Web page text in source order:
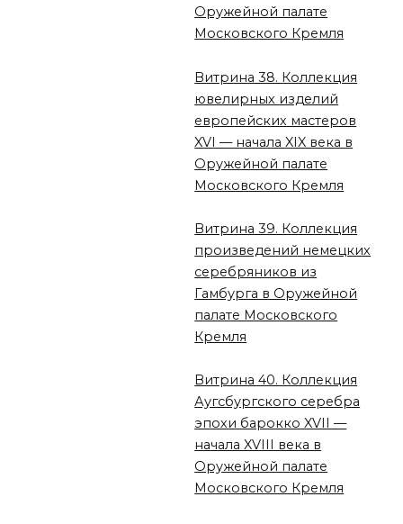
Оружейной палате
Московского Кремля
Витрина 38. Коллекция
ювелирных изделий
европейских мастеров
XVI — начала XIX века в
Оружейной палате
Московского Кремля
Витрина 39. Коллекция
произведений немецких
серебряников из
Гамбурга в Оружейной
палате Московского
Кремля
Витрина 40. Коллекция
Аугсбургского серебра
эпохи барокко XVII —
начала XVIII века в
Оружейной палате
Московского Кремля